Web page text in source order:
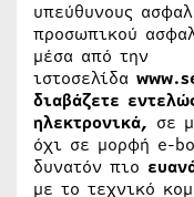
υπεύθυνους
προσωπικού
μέσα από την
ιστοσελίδα
διαβάζετε
ηλεκτρονικά, σε
όχι σε μορφή e-
δυνατόν πιο
με το τεχνικό